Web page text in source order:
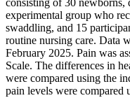
consisting of 30
experimental group who
swaddling, and 15
routine nursing care. Data
February 2025. Pain was
Scale. The differences in
were compared using the
pain levels were compared